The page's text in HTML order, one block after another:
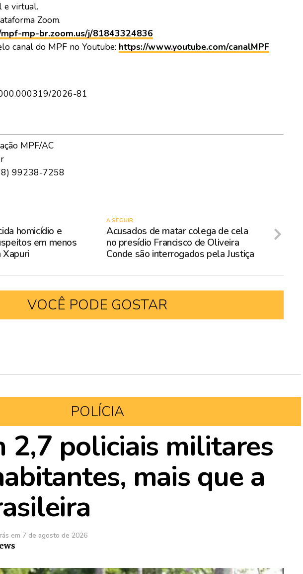
e virtual.
Zoom.
mp-br.zoom.us/j/81843324836
canal do MPF no Youtube: https://www.youtube.com/canalMPF
2026-81
MPF/AC
99238-7258
A SEGUIR
Acusados de matar colega de cela
no presídio Francisco de Oliveira
Conde são interrogados pela Justiça
homicídio e
em menos
VOCÊ PODE GOSTAR
POLÍCIA
2,7 policiais militares
mais que a
em 7 de agosto de 2026